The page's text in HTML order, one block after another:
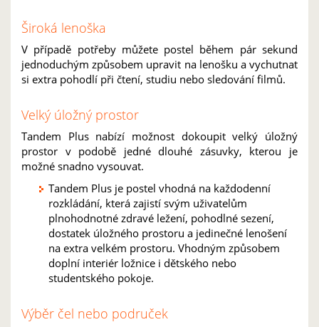
Široká lenoška
V případě potřeby můžete postel během pár sekund
jednoduchým způsobem upravit na lenošku a vychutnat
si extra pohodlí při čtení, studiu nebo sledování filmů.
Velký úložný prostor
Tandem Plus nabízí možnost dokoupit velký úložný
prostor v podobě jedné dlouhé zásuvky, kterou je
možné snadno vysouvat.
Tandem Plus je postel vhodná na každodenní
rozkládání, která zajistí svým uživatelům
plnohodnotné zdravé ležení, pohodlné sezení,
dostatek úložného prostoru a jedinečné lenošení
na extra velkém prostoru. Vhodným způsobem
doplní interiér ložnice i dětského nebo
studentského pokoje.
Výběr čel nebo područek